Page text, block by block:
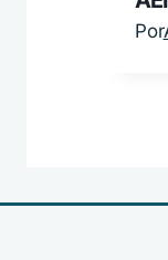
Por